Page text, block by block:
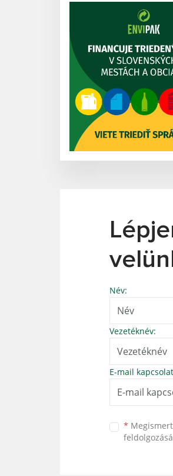
Név:
Vezetéknév:
E-mail
*